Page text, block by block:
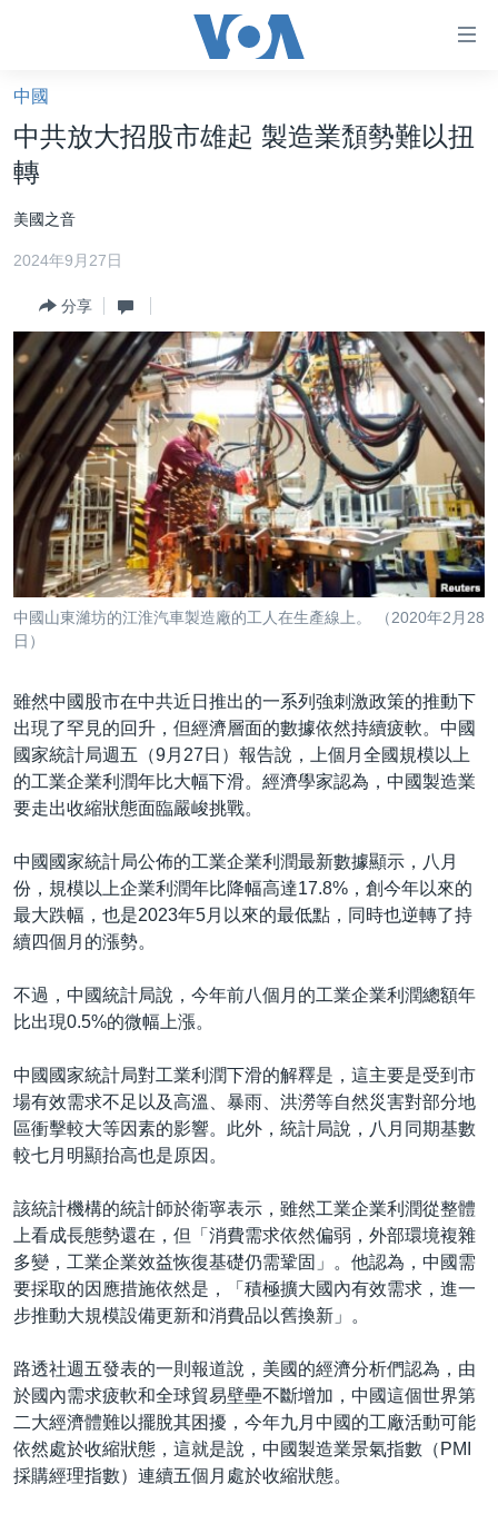
礙
鏈
接
轉
內
轉
導
跳
美國大選2024
海外港人
新聞自由
揭謊頻道
美國
中國
國際
經貿
視頻
美國專訊
視頻存檔
YOUTUBE頻道
音頻
新聞音頻
海外港人
港人港心
建國史話
廣播節目表
國語
關注我們
其他語言網站
中國
中共放大招股市雄起 製造業頹勢難以扭
轉
美國之音
2024年9月27日
分享
中國山東濰坊的江淮汽車製造廠的工人在生產線上。 （2020年2月28
日）
雖然中國股市在中共近日推出的一系列強刺激政策的推動下
出現了罕見的回升，但經濟層面的數據依然持續疲軟。中國
國家統計局週五（9月27日）報告說，上個月全國規模以上
的工業企業利潤年比大幅下滑。經濟學家認為，中國製造業
要走出收縮狀態面臨嚴峻挑戰。
中國國家統計局公佈的工業企業利潤最新數據顯示，八月
份，規模以上企業利潤年比降幅高達17.8%，創今年以來的
最大跌幅，也是2023年5月以來的最低點，同時也逆轉了持
續四個月的漲勢。
不過，中國統計局說，今年前八個月的工業企業利潤總額年
比出現0.5%的微幅上漲。
中國國家統計局對工業利潤下滑的解釋是，這主要是受到市
場有效需求不足以及高溫、暴雨、洪澇等自然災害對部分地
區衝擊較大等因素的影響。此外，統計局說，八月同期基數
較七月明顯抬高也是原因。
該統計機構的統計師於衛寧表示，雖然工業企業利潤從整體
上看成長態勢還在，但「消費需求依然偏弱，外部環境複雜
多變，工業企業效益恢復基礎仍需鞏固」。他認為，中國需
要採取的因應措施依然是，「積極擴大國內有效需求，進一
步推動大規模設備更新和消費品以舊換新」。
路透社週五發表的一則報道說，美國的經濟分析們認為，由
於國內需求疲軟和全球貿易壁壘不斷增加，中國這個世界第
二大經濟體難以擺脫其困擾，今年九月中國的工廠活動可能
依然處於收縮狀態，這就是說，中國製造業景氣指數（PMI
採購經理指數）連續五個月處於收縮狀態。